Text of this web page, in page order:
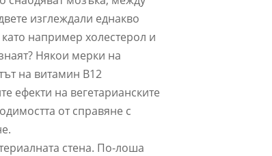
изглеждали еднакво
например холестерол и
Някои мерки на
на витамин B12
ефекти на вегетарианските
от справяне с
стена. По-лоша